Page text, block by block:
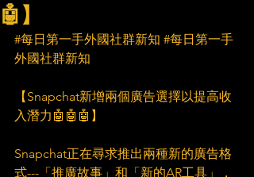
🤖】
#每日第一手外國社群新知 #每日第一手
外國社群新知
【Snapchat新增兩個廣告選擇以提高收
入潛力🤖🤖🤖】
Snapchat正在尋求推出兩種新的廣告格
式---「推廣故事」和「新的AR工具」，